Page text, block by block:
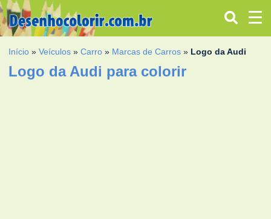
Início »Veículos »Carro » Marcas de Carros » Logo da Audi
Logo da Audi para colorir